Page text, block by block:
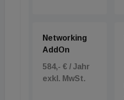
Networking
AddOn
584,- € / Jahr
exkl. MwSt.